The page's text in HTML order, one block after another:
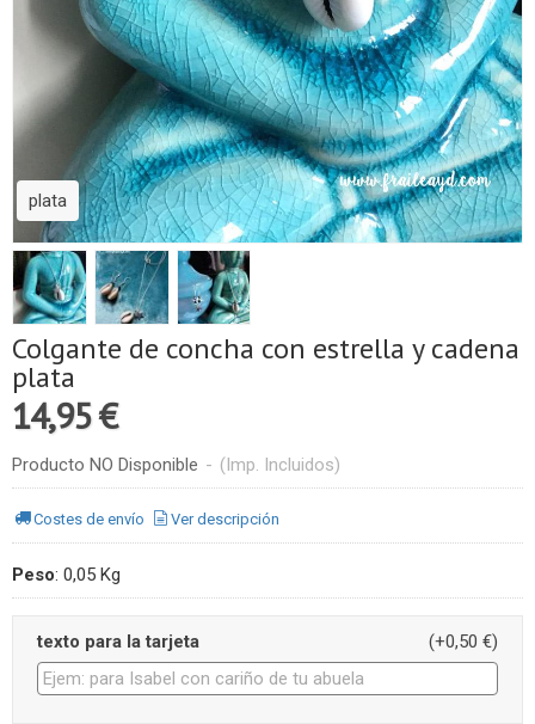
plata
Colgante de concha con estrella y cadena
plata
14,95 €
Producto NO Disponible - (Imp. Incluidos)
Costes de envío Ver descripción
Peso: 0,05 Kg
texto para la tarjeta (+0,50 €)